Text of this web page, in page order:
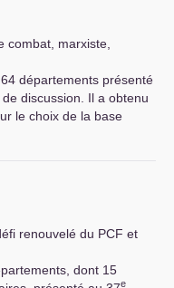
combat, marxiste,
départements présenté
discussion. Il a obtenu
le choix de la base
renouvelé du PCF et
dont 15
e